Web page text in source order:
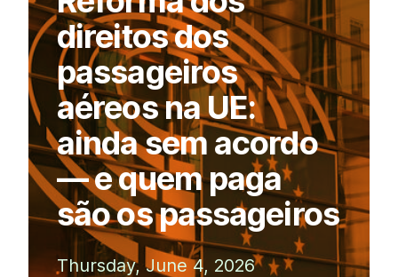
direitos dos
passageiros
aéreos na UE:
ainda sem acordo
— e quem paga
são os passageiros
Thursday, June 4, 2026